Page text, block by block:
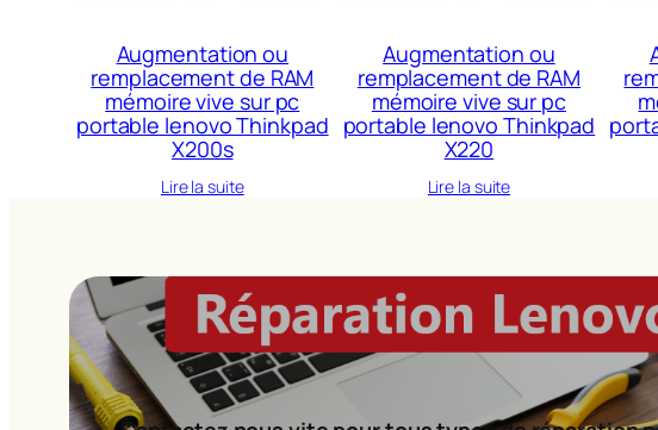
Augmentation ou
remplacement de RAM
mémoire vive sur pc
portable lenovo Thinkpad
X200s
Lire la suite
Augmentation ou
remplacement de RAM
mémoire vive sur pc
portable lenovo Thinkpad
X220
Lire la suite